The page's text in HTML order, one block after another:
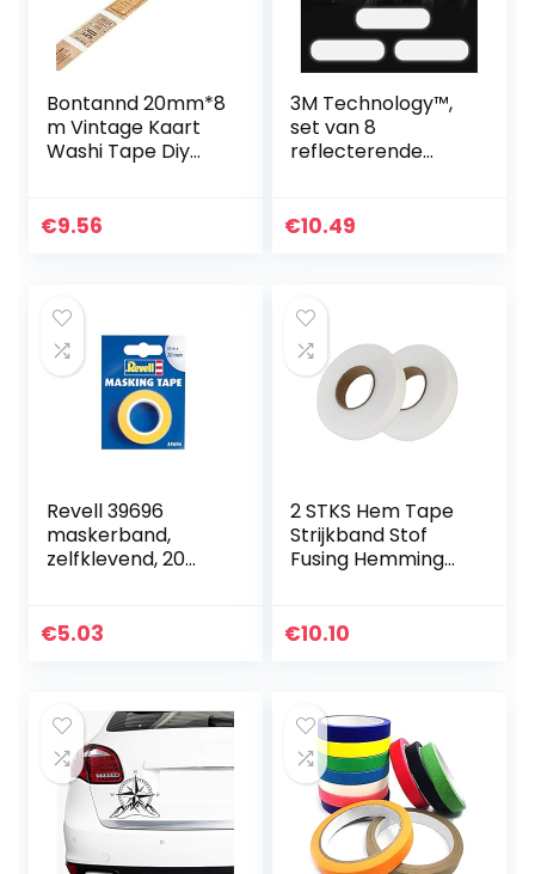
Bontannd 20mm*8
m Vintage Kaart
Washi Tape Diy
Afplakband
€9.56
3M Technology™,
set van 8
reflecterende
zwart, motorhelm,
€10.49
Revell 39696
maskerband,
zelfklevend, 20
€5.03
2 STKS Hem Tape
Strijkband Stof
Fusing Hemming
Broek Kleding
€10.10